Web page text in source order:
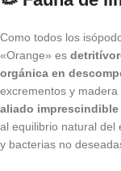
Como todos los
«Orange» es
orgánica en
excrementos y
aliado
al equilibrio natural del
y bacterias no